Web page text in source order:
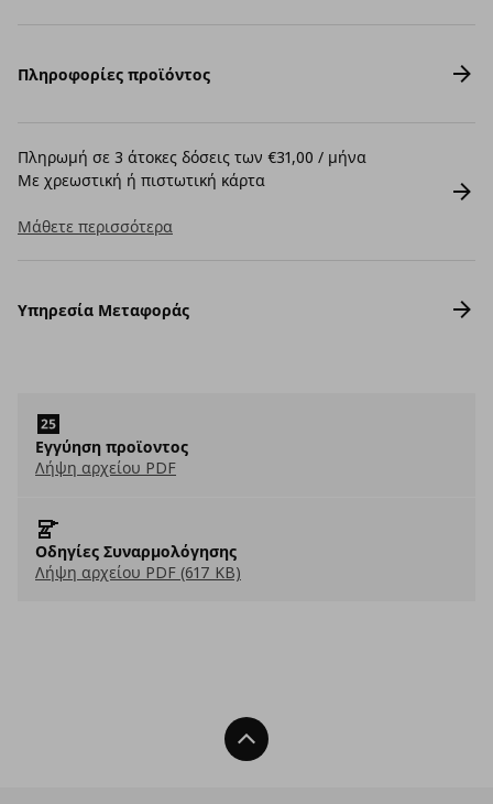
Πληροφορίες προϊόντος
Πληρωμή σε 3 άτοκες δόσεις των €31,00 / μήνα
Με χρεωστική ή πιστωτική κάρτα
Μάθετε περισσότερα
Υπηρεσία Μεταφοράς
Εγγύηση προϊοντος
Λήψη αρχείου PDF
Οδηγίες Συναρμολόγησης
Λήψη αρχείου PDF (617 KB)
Back To Top